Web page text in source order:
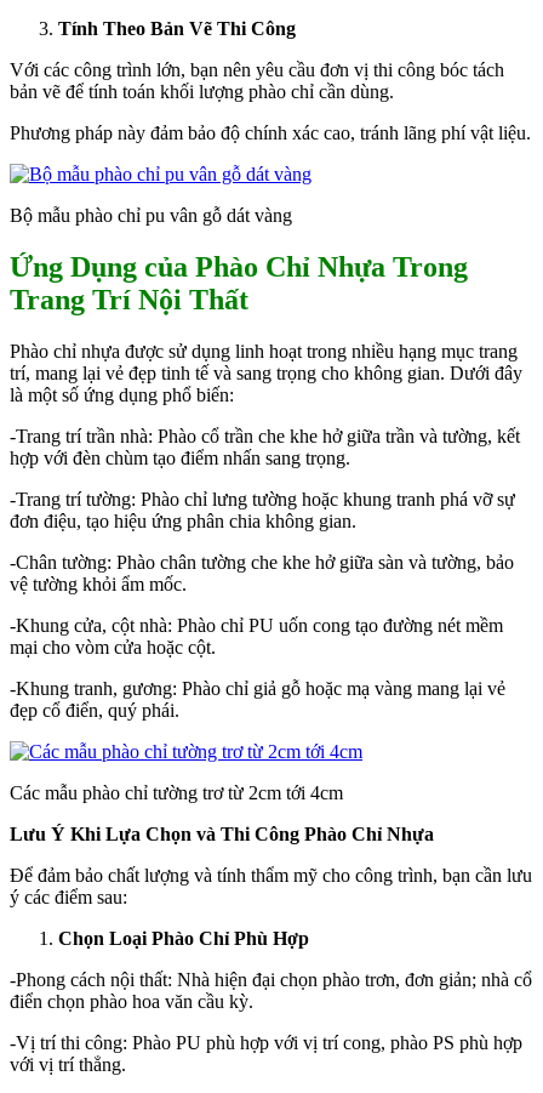
Tính Theo Bản Vẽ Thi Công
Với các công trình lớn, bạn nên yêu cầu đơn vị thi công bóc tách
bản vẽ để tính toán khối lượng phào chỉ cần dùng.
Phương pháp này đảm bảo độ chính xác cao, tránh lãng phí vật liệu.
Bộ mẫu phào chỉ pu vân gỗ dát vàng
Ứng Dụng của Phào Chỉ Nhựa Trong
Trang Trí Nội Thất
Phào chỉ nhựa được sử dụng linh hoạt trong nhiều hạng mục trang
trí, mang lại vẻ đẹp tinh tế và sang trọng cho không gian. Dưới đây
là một số ứng dụng phổ biến:
-Trang trí trần nhà: Phào cổ trần che khe hở giữa trần và tường, kết
hợp với đèn chùm tạo điểm nhấn sang trọng.
-Trang trí tường: Phào chỉ lưng tường hoặc khung tranh phá vỡ sự
đơn điệu, tạo hiệu ứng phân chia không gian.
-Chân tường: Phào chân tường che khe hở giữa sàn và tường, bảo
vệ tường khỏi ẩm mốc.
-Khung cửa, cột nhà: Phào chỉ PU uốn cong tạo đường nét mềm
mại cho vòm cửa hoặc cột.
-Khung tranh, gương: Phào chỉ giả gỗ hoặc mạ vàng mang lại vẻ
đẹp cổ điển, quý phái.
Các mẫu phào chỉ tường trơ từ 2cm tới 4cm
Lưu Ý Khi Lựa Chọn và Thi Công Phào Chỉ Nhựa
Để đảm bảo chất lượng và tính thẩm mỹ cho công trình, bạn cần lưu
ý các điểm sau:
Chọn Loại Phào Chỉ Phù Hợp
-Phong cách nội thất: Nhà hiện đại chọn phào trơn, đơn giản; nhà cổ
điển chọn phào hoa văn cầu kỳ.
-Vị trí thi công: Phào PU phù hợp với vị trí cong, phào PS phù hợp
với vị trí thẳng.